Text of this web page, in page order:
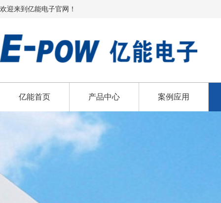
欢迎来到亿能电子官网！
亿能首页 产品中心 案例应用